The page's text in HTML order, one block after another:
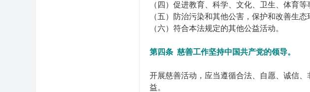
（四）促进教育、科学、文化、卫生、体育等
（五）防治污染和其他公害，保护和改善生态
（六）符合本法规定的其他公益活动。
第四条 慈善工作坚持中国共产党的领导。
开展慈善活动，应当遵循合法、自愿、诚信
益。